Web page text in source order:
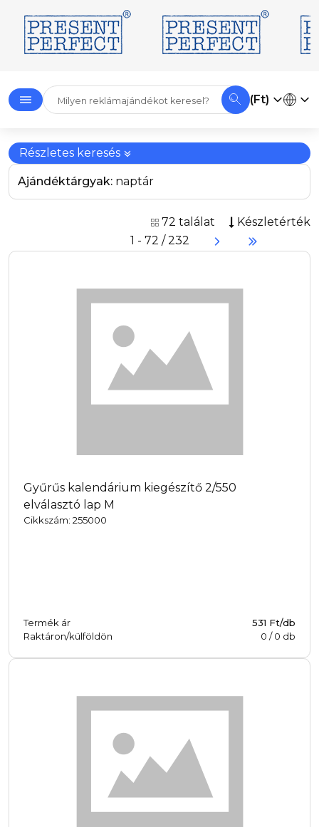
(Ft)
Részletes keresés
Ajándéktárgyak: naptár
72 találat
Készletérték
1 - 72 / 232
Gyűrűs kalendárium kiegészítő 2/550
elválasztó lap M
Cikkszám: 255000
Termék ár
531 Ft/db
Raktáron/külföldön
0 /0 db